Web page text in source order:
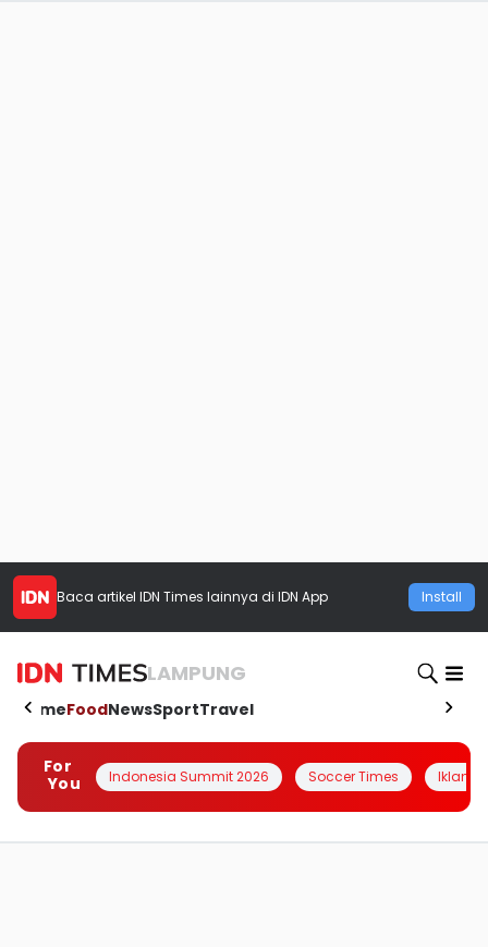
Baca artikel IDN Times lainnya di IDN App Install
LAMPUNG
HomeFoodNewsSportTravel
For
You
Indonesia Summit 2026 Soccer Times Iklanin